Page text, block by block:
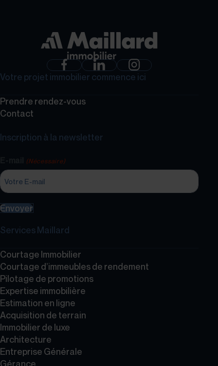
Votre projet immobilier commence ici
Prendre rendez-vous
Contact
Inscription à la newsletter
(Nécessaire)
Envoyer
Services Maillard
Courtage Immobilier
Courtage d’immeubles de rendement
Pilotage de promotions
Expertise immobilière
Estimation en ligne
Acquisition de terrain
Immobilier de luxe
Architecture
Entreprise Générale
Gérance